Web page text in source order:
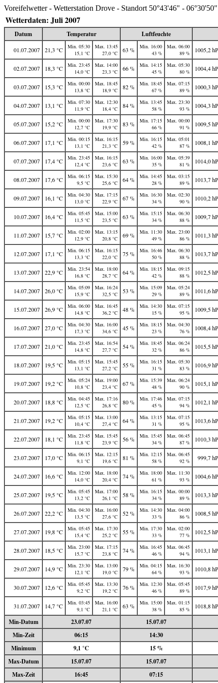
Voreifelwetter - Wetterstation Drove - Standort 50°43'46" - 06°30'50"
Wetterdaten: Juli 2007
Datum Temperatur Luftfeuchte
01.07.2007 21,3 °C
Min. 05:30
15,1 °C
Max. 13:45
27,0 °C
63 %
Min. 16:00
43 %
Max. 06:00
89 %
1005,2
02.07.2007 18,3 °C
Min. 23:45
14,0 °C
Max. 14:00
23,3 °C
66 %
Min. 14:15
45 %
Max. 05:30
80 %
1004,4
03.07.2007 15,3 °C
Min. 00:00
13,8 °C
Max. 18:45
18,9 °C
82 %
Min. 18:45
67 %
Max. 07:15
89 %
1000,3
04.07.2007 13,1 °C
Min. 07:30
11,9 °C
Max. 12:30
18,4 °C
84 %
Min. 13:45
58 %
Max. 23:30
93 %
1004,3
05.07.2007 15,2 °C
Min. 00:00
12,7 °C
Max. 17:30
19,9 °C
83 %
Min. 17:15
66 %
Max. 00:00
91 %
1009,5
06.07.2007 17,1 °C
Min. 00:15
13,1 °C
Max. 16:15
21,3 °C
59 %
Min. 16:15
42 %
Max. 05:01
87 %
1008,1
07.07.2007 17,4 °C
Min. 23:45
12,4 °C
Max. 16:15
23,6 °C
63 %
Min. 16:00
35 %
Max. 05:39
81 %
1014,0
08.07.2007 17,6 °C
Min. 06:15
9,5 °C
Max. 15:30
25,6 °C
64 %
Min. 14:45
28 %
Max. 03:15
89 %
1013,7
09.07.2007 16,1 °C
Min. 04:30
13,0 °C
Max. 17:15
22,9 °C
67 %
Min. 16:30
34 %
Max. 02:30
90 %
1010,2
10.07.2007 16,4 °C
Min. 05:45
11,5 °C
Max. 15:00
23,5 °C
63 %
Min. 15:15
34 %
Max. 06:30
88 %
1009,7
11.07.2007 15,7 °C
Min. 02:00
12,9 °C
Max. 13:15
20,8 °C
69 %
Min. 11:30
49 %
Max. 23:00
86 %
1011,3
12.07.2007 17,1 °C
Min. 06:15
13,3 °C
Max. 16:15
22,0 °C
75 %
Min. 16:46
50 %
Max. 06:30
88 %
1013,7
13.07.2007 22,9 °C
Min. 23:54
16,8 °C
Max. 18:00
28,7 °C
64 %
Min. 18:15
42 %
Max. 09:15
88 %
1012,5
14.07.2007 26,0 °C
Min. 05:09
15,9 °C
Max. 16:24
32,5 °C
53 %
Min. 15:09
29 %
Max. 05:24
89 %
1011,6
15.07.2007 26,9 °C
Min. 06:00
14,8 °C
Max. 16:45
36,2 °C
48 %
Min. 14:30
15 %
Max. 07:15
95 %
1009,5
16.07.2007 27,0 °C
Min. 04:30
17,3 °C
Max. 16:00
34,6 °C
45 %
Min. 18:15
23 %
Max. 04:30
76 %
1008,4
17.07.2007 21,0 °C
Min. 23:45
14,8 °C
Max. 16:54
27,7 °C
54 %
Min. 18:45
32 %
Max. 06:24
86 %
1015,5
18.07.2007 19,5 °C
Min. 05:15
13,1 °C
Max. 15:45
27,2 °C
55 %
Min. 16:15
31 %
Max. 05:30
83 %
1016,9
19.07.2007 19,2 °C
Min. 05:24
10,8 °C
Max. 19:00
23,4 °C
67 %
Min. 15:39
48 %
Max. 06:24
90 %
1015,1
20.07.2007 18,8 °C
Min. 04:45
12,5 °C
Max. 17:16
26,8 °C
80 %
Min. 17:46
45 %
Max. 07:15
94 %
1012,1
21.07.2007 19,2 °C
Min. 05:15
10,4 °C
Max. 13:00
27,4 °C
64 %
Min. 13:15
31 %
Max. 07:15
95 %
1013,6
22.07.2007 18,1 °C
Min. 23:45
11,8 °C
Max. 15:45
23,9 °C
56 %
Min. 15:45
34 %
Max. 06:45
87 %
1010,3
23.07.2007 17,0 °C
Min. 06:15
9,1 °C
Max. 12:15
19,6 °C
81 %
Min. 12:15
58 %
Max. 06:45
92 %
999,7
24.07.2007 16,6 °C
Min. 12:00
14,0 °C
Max. 18:00
20,4 °C
74 %
Min. 18:00
61 %
Max. 11:30
93 %
1004,6
25.07.2007 19,5 °C
Min. 05:45
13,2 °C
Max. 17:00
26,1 °C
58 %
Min. 16:15
34 %
Max. 00:00
89 %
1013,3
26.07.2007 22,2 °C
Min. 04:30
13,5 °C
Max. 16:00
27,6 °C
52 %
Min. 14:30
33 %
Max. 04:00
86 %
1008,5
27.07.2007 19,8 °C
Min. 05:45
15,4 °C
Max. 17:30
25,2 °C
55 %
Min. 17:30
33 %
Max. 02:00
77 %
1012,5
28.07.2007 18,5 °C
Min. 23:00
15,7 °C
Max. 17:15
23,8 °C
74 %
Min. 16:45
46 %
Max. 06:45
94 %
1013,1
29.07.2007 14,9 °C
Min. 23:30
12,1 °C
Max. 13:00
19,0 °C
79 %
Min. 04:15
64 %
Max. 16:30
93 %
1010,8
30.07.2007 12,6 °C
Min. 05:45
9,2 °C
Max. 13:30
19,2 °C
76 %
Min. 12:30
46 %
Max. 05:45
89 %
1017,9
31.07.2007 14,7 °C
Min. 03:45
9,1 °C
Max. 16:00
21,1 °C
63 %
Min. 15:00
38 %
Max. 01:15
85 %
1018,8
Min-Datum 23.07.07
15.07.07
Min-Zeit
06:15
14:30
Minimum
9,1 °C
15 %
Max-Datum
15.07.07
15.07.07
Max-Zeit
16:45
07:15